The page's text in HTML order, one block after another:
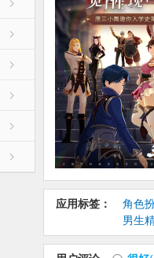
4、加入史莱克学院
应用标签： 角色
男生